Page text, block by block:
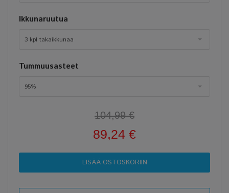
Ikkunaruutua
3 kpl takaikkunaa
Tummuusasteet
95%
104,99 €
89,24 €